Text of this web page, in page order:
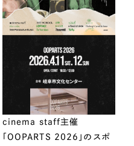
cinema staff主催
「OOPARTS 2026」のスポ